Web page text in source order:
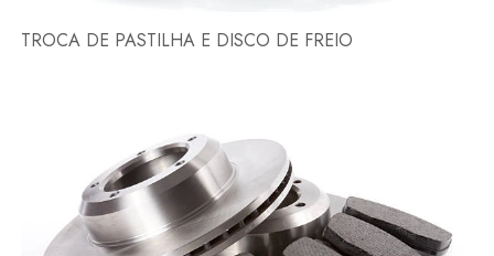
TROCA DE PASTILHA E DISCO DE FREIO